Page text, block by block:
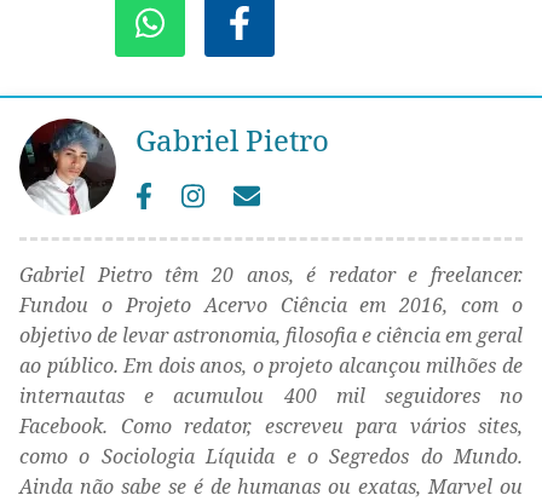
Gabriel Pietro
Gabriel Pietro têm 20 anos, é redator e freelancer.
Fundou o Projeto Acervo Ciência em 2016, com o
objetivo de levar astronomia, filosofia e ciência em geral
ao público. Em dois anos, o projeto alcançou milhões de
internautas e acumulou 400 mil seguidores no
Facebook. Como redator, escreveu para vários sites,
como o Sociologia Líquida e o Segredos do Mundo.
Ainda não sabe se é de humanas ou exatas, Marvel ou